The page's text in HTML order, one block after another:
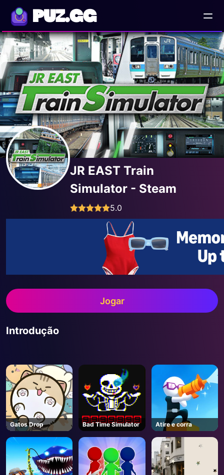
PUZ.GG
JR EAST Train
Simulator - Steam
5.0
Jogar
Introdução
Gatos Drop Bad Time Simulator Atire e corra